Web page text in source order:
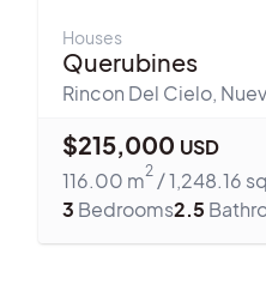
Houses
Querubines
Rincon Del Cielo,
$215,000 USD
116.00 m2 /1,248.16 sq
3 Bedrooms2.5